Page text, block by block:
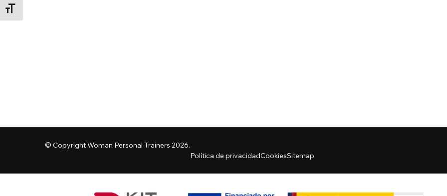
ALTERNAR TAMAÑO DE LETRA
© Copyright Woman Personal Trainers 2026.
Política de privacidadCookiesSitemap